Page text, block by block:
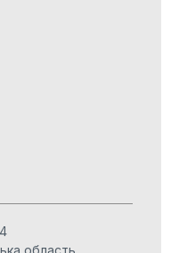
область